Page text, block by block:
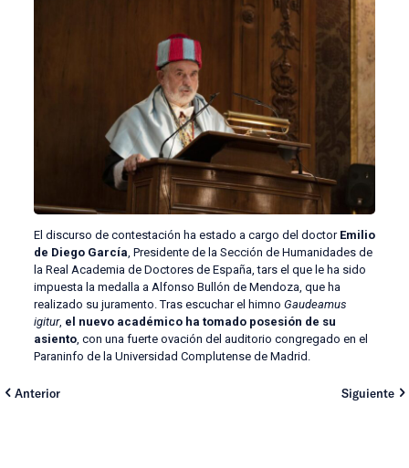
El discurso de contestación ha estado a cargo del doctor Emilio
de Diego García , Presidente de la Sección de Humanidades de
la Real Academia de Doctores de España, tars el que le ha sido
impuesta la medalla a Alfonso Bullón de Mendoza, que ha
realizado su juramento. Tras escuchar el himno Gaudeamus
igitur, el nuevo académico ha tomado posesión de su
asiento, con una fuerte ovación del auditorio congregado en el
Paraninfo de la Universidad Complutense de Madrid.
Anterior Siguiente